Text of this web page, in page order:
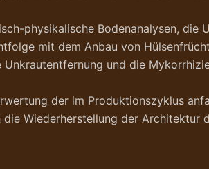
physikalische Bodenanalysen, die
mit dem Anbau von
und die
der im Produktionszyklus
Wiederherstellung der Architektur